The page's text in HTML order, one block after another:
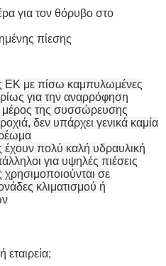
για τον θόρυβο στο
πίεσης
ΕΚ με πίσω καμπυλωμένες
για την αναρρόφηση
μέρος της συσσώρευσης
δεν υπάρχει γενικά καμία
έχουν πολύ καλή υδραυλική
για υψηλές πιέσεις
χρησιμοποιούνται σε
κλιματισμού ή
εταιρεία;